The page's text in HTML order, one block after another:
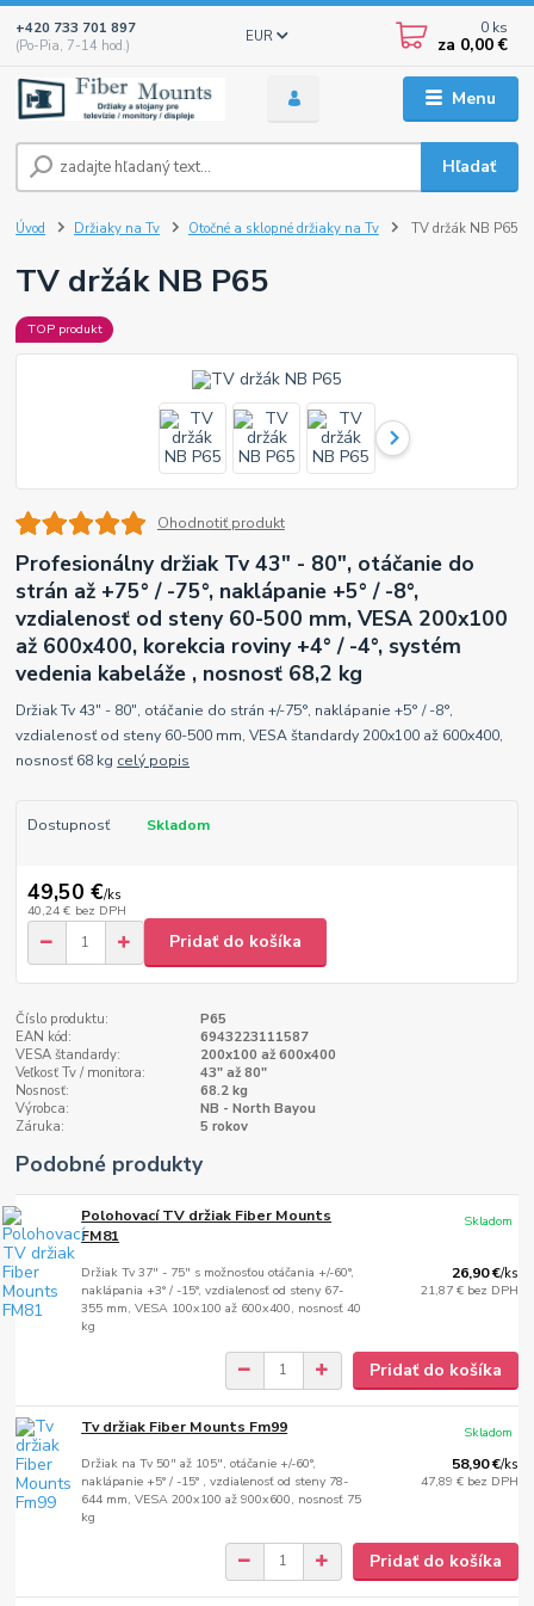
Menu
EUR
Hľadať
+420 733 701 897
(Po-Pia, 7-14 hod.)
0 ks
za 0,00 €
Úvod Držiaky na Tv Otočné a sklopné držiaky na Tv TV držák NB P65
TV držák NB P65
TOP produkt
Ohodnotiť produkt
Profesionálny držiak Tv 43" - 80", otáčanie do
strán až +75° / -75°, naklápanie +5° / -8°,
vzdialenosť od steny 60-500 mm, VESA 200x100
až 600x400, korekcia roviny +4° / -4°, systém
vedenia kabeláže , nosnosť 68,2 kg
Držiak Tv 43" - 80", otáčanie do strán +/-75°, naklápanie +5° / -8°,
vzdialenosť od steny 60-500 mm, VESA štandardy 200x100 až 600x400,
nosnosť 68 kg celý popis
Dostupnosť Skladom
49,50 €/ks
40,24 € bez DPH
Pridať do košíka
Číslo produktu:
P65
EAN kód:
6943223111587
VESA štandardy:
200x100 až 600x400
Veľkosť Tv / monitora:
43" až 80"
Nosnosť:
68.2 kg
Výrobca:
NB - North Bayou
Záruka:
5 rokov
Podobné produkty
Polohovací TV držiak Fiber Mounts
FM81
Držiak Tv 37" - 75" s možnosťou otáčania +/-60°,
naklápania +3° / -15°, vzdialenosť od steny 67-
355 mm, VESA 100x100 až 600x400, nosnosť 40
kg
26,90 €/ks
21,87 € bez DPH
Skladom
Pridať do košíka
Tv držiak Fiber Mounts Fm99
Držiak na Tv 50" až 105", otáčanie +/-60°,
naklápanie +5° / -15° , vzdialenosť od steny 78-
644 mm, VESA 200x100 až 900x600, nosnosť 75
kg
58,90 €/ks
47,89 € bez DPH
Skladom
Pridať do košíka